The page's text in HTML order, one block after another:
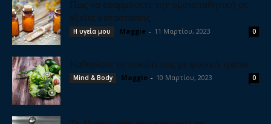
Πως να εφαρμόσετε την ομοιοπαθητική σε
οξείες καταστάσεις
Η υγεία μου Maggie - 11 Μαρτίου, 2023 0
Καθαρίστε το συκώτι σας με φυσικό τρόπο
Mind & Body Maggie - 10 Μαρτίου, 2023 0